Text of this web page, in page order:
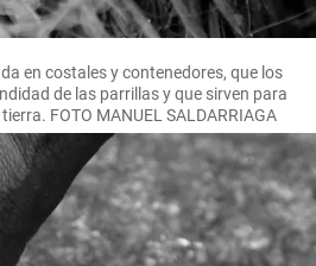
en costales y contenedores, que los
de las parrillas y que sirven para
FOTO MANUEL SALDARRIAGA